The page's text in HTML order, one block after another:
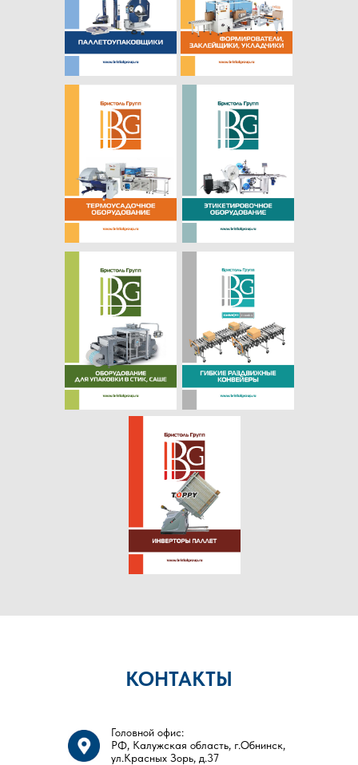
КОНТАКТЫ
Головной офис:
РФ, Калужская область, г.Обнинск,
ул.Красных Зорь, д.37